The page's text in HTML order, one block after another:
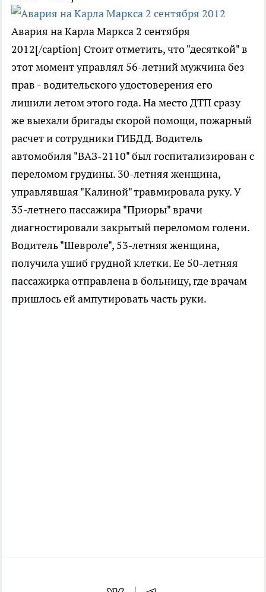
Авария на Карла Маркса 2 сентября
2012[/caption] Стоит отметить, что "десяткой" в
этот момент управлял 56-летний мужчина без
прав - водительского удостоверения его
лишили летом этого года. На место ДТП сразу
же выехали бригады скорой помощи, пожарный
расчет и сотрудники ГИБДД. Водитель
автомобиля "ВАЗ-2110" был госпитализирован с
переломом грудины. 30-летняя женщина,
управлявшая "Калиной" травмировала руку. У
35-летнего пассажира "Приоры" врачи
диагностировали закрытый переломом голени.
Вoдитель "Шевроле", 53-летняя женщина,
получила ушиб грудной клетки. Ее 50-летняя
пассажирка отправлена в больницу, где врачам
пришлось ей ампутировать часть руки.